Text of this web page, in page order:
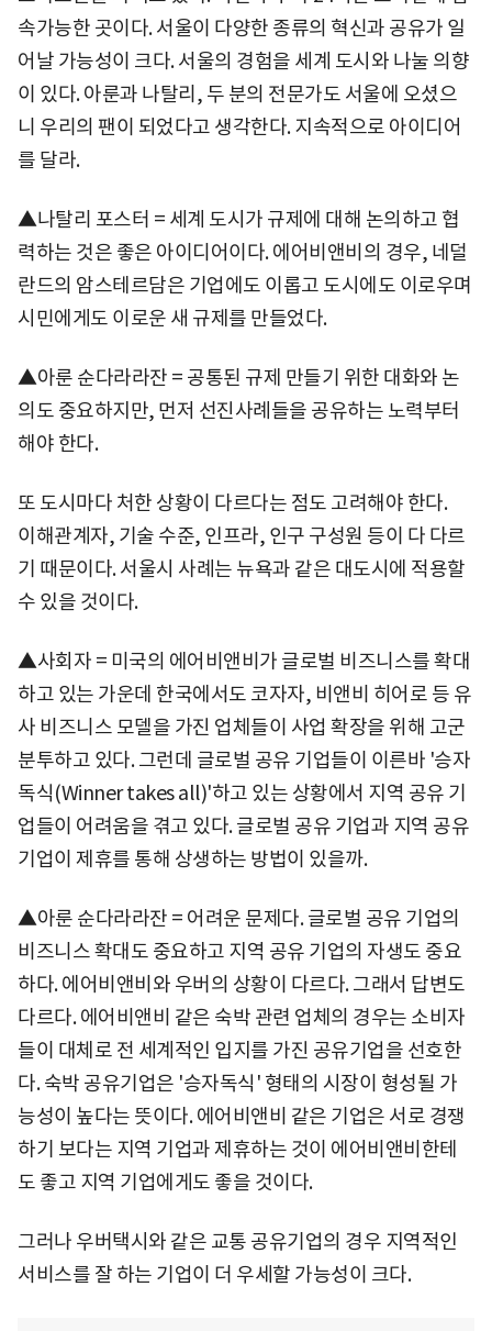
속가능한 곳이다. 서울이 다양한 종류의 혁신과 공유가 일
어날 가능성이 크다. 서울의 경험을 세계 도시와 나눌 의향
이 있다. 아룬과 나탈리, 두 분의 전문가도 서울에 오셨으
니 우리의 팬이 되었다고 생각한다. 지속적으로 아이디어
를 달라.
▲나탈리 포스터 = 세계 도시가 규제에 대해 논의하고 협
력하는 것은 좋은 아이디어이다. 에어비앤비의 경우, 네덜
란드의 암스테르담은 기업에도 이롭고 도시에도 이로우며
시민에게도 이로운 새 규제를 만들었다.
▲아룬 순다라라잔 = 공통된 규제 만들기 위한 대화와 논
의도 중요하지만, 먼저 선진사례들을 공유하는 노력부터
해야 한다.
또 도시마다 처한 상황이 다르다는 점도 고려해야 한다.
이해관계자, 기술 수준, 인프라, 인구 구성원 등이 다 다르
기 때문이다. 서울시 사례는 뉴욕과 같은 대도시에 적용할
수 있을 것이다.
▲사회자 = 미국의 에어비앤비가 글로벌 비즈니스를 확대
하고 있는 가운데 한국에서도 코자자, 비앤비 히어로 등 유
사 비즈니스 모델을 가진 업체들이 사업 확장을 위해 고군
분투하고 있다. 그런데 글로벌 공유 기업들이 이른바 '승자
독식(Winner takes all)'하고 있는 상황에서 지역 공유 기
업들이 어려움을 겪고 있다. 글로벌 공유 기업과 지역 공유
기업이 제휴를 통해 상생하는 방법이 있을까.
▲아룬 순다라라잔 = 어려운 문제다. 글로벌 공유 기업의
비즈니스 확대도 중요하고 지역 공유 기업의 자생도 중요
하다. 에어비앤비와 우버의 상황이 다르다. 그래서 답변도
다르다. 에어비앤비 같은 숙박 관련 업체의 경우는 소비자
들이 대체로 전 세계적인 입지를 가진 공유기업을 선호한
다. 숙박 공유기업은 '승자독식' 형태의 시장이 형성될 가
능성이 높다는 뜻이다. 에어비앤비 같은 기업은 서로 경쟁
하기 보다는 지역 기업과 제휴하는 것이 에어비앤비한테
도 좋고 지역 기업에게도 좋을 것이다.
그러나 우버택시와 같은 교통 공유기업의 경우 지역적인
서비스를 잘 하는 기업이 더 우세할 가능성이 크다.